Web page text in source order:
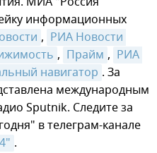
информационных
, РИА Новости
, Прайм , РИА
навигатор . За
международным
Sputnik. Следите за
в телеграм-канале
.